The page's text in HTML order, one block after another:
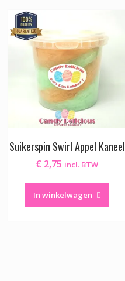
Suikerspin Swirl Appel Kaneel
€ 2,75 incl. BTW
In winkelwagen